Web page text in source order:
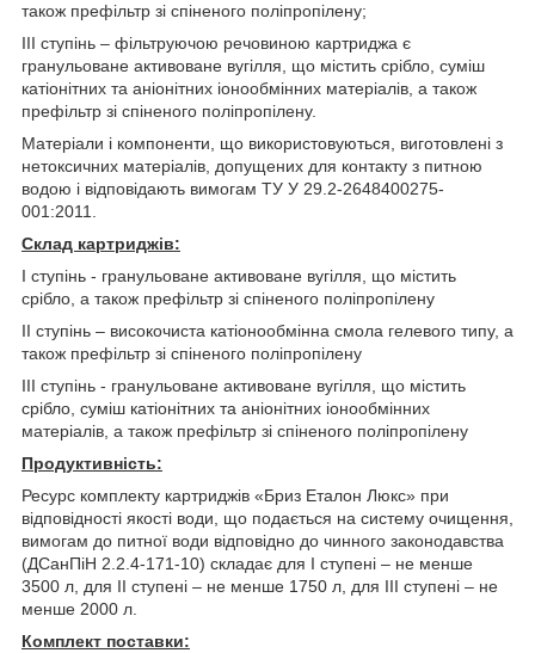
також префільтр зі спіненого поліпропілену;
III ступінь – фільтруючою речовиною картриджа є
гранульоване активоване вугілля, що містить срібло, суміш
катіонітних та аніонітних іонообмінних матеріалів, а також
префільтр зі спіненого поліпропілену.
Матеріали і компоненти, що використовуються, виготовлені з
нетоксичних матеріалів, допущених для контакту з питною
водою і відповідають вимогам ТУ У 29.2-2648400275-
001:2011.
Склад картриджів:
І ступінь - гранульоване активоване вугілля, що містить
срібло, а також префільтр зі спіненого поліпропілену
ІІ ступінь – високочиста катіонообмінна смола гелевого типу, а
також префільтр зі спіненого поліпропілену
ІІІ ступінь - гранульоване активоване вугілля, що містить
срібло, суміш катіонітних та аніонітних іонообмінних
матеріалів, а також префільтр зі спіненого поліпропілену
Продуктивність:
Ресурс комплекту картриджів «Бриз Еталон Люкс» при
відповідності якості води, що подається на систему очищення,
вимогам до питної води відповідно до чинного законодавства
(ДСанПіН 2.2.4-171-10) складає для І ступені – не менше
3500 л, для ІІ ступені – не менше 1750 л, для ІІІ ступені – не
менше 2000 л.
Комплект поставки: